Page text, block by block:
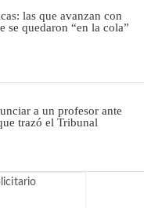
las que avanzan con
se quedaron “en la cola”
a un profesor ante
trazó el Tribunal